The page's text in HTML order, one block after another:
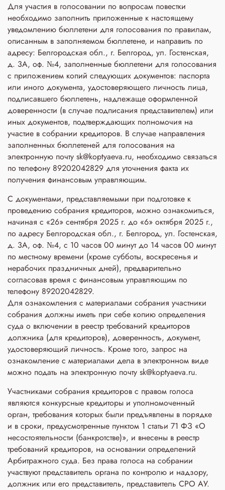
Для участия в голосовании по вопросам повестки
необходимо заполнить приложенные к настоящему
уведомлению бюллетени для голосования по правилам,
описанным в заполняемом бюллетене, и направить по
адресу: Белгородская обл., г. Белгород, ул. Гостенская,
д. 3A, оф. №4, заполненные бюллетени для голосования
с приложением копий следующих документов: паспорта
или иного документа, удостоверяющего личность лица,
подписавшего бюллетень, надлежаще оформленной
доверенности (в случае подписания представителем) или
иных документов, подтверждающих полномочия на
участие в собрании кредиторов. В случае направления
заполненных бюллетеней для голосования на
электронную почту sk@koptyaeva.ru, необходимо связаться
по телефону 89202042829 для уточнения факта их
получения финансовым управляющим.
С документами, представляемыми при подготовке к
проведению собрания кредиторов, можно ознакомиться,
начиная с «26» сентября 2025 г. до «6» октября 2025 г.,
по адресу Белгородская обл., г. Белгород, ул. Гостенская,
д. 3A, оф. №4, с 10 часов 00 минут до 14 часов 00 минут
по местному времени (кроме субботы, воскресенья и
нерабочих праздничных дней), предварительно
согласовав время с финансовым управляющим по
телефону 89202042829.
Для ознакомления с материалами собрания участники
собрания должны иметь при себе копию определения
суда о включении в реестр требований кредиторов
должника (для кредиторов), доверенность, документ,
удостоверяющий личность. Кроме того, запрос на
ознакомление с материалами дела в электронном виде
можно подать на электронную почту sk@koptyaeva.ru.
Участниками собрания кредиторов с правом голоса
являются конкурсные кредиторы и уполномоченный
орган, требования которых были предъявлены в порядке
и в сроки, предусмотренные пунктом 1 статьи 71 ФЗ «О
несостоятельности (банкротстве)», и внесены в реестр
требований кредиторов, на основании определений
Арбитражного суда. Без права голоса на собрании
участвуют представитель органа по контролю и надзору,
должник или его представитель, представитель СРО АУ.